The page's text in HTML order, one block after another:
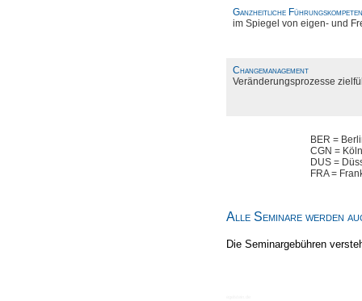
Ganzheitliche
im Spiegel von eigen- und
Changemanagement
Veränderungsprozesse
BER =
CGN = Köln
DUS =
FRA =
Alle Seminare werden
Die Seminargebühren